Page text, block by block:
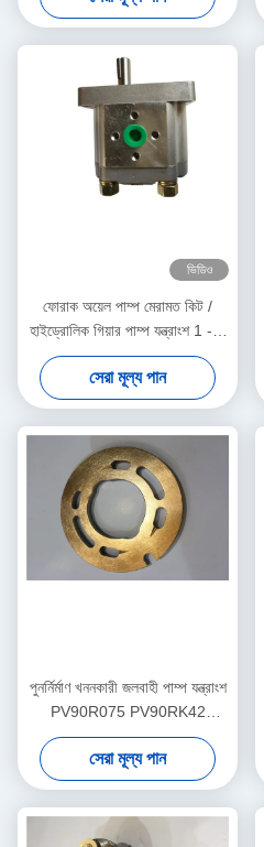
ভিডিও
ফোরাক অয়েল পাম্প মেরামত কিট /
হাইড্রোলিক গিয়ার পাম্প যন্ত্রাংশ 1 - 3
কার্যদিবসের শিপিং
সেরা মূল্য পান
পুনর্নির্মাণ খননকারী জলবাহী পাম্প যন্ত্রাংশ
PV90R075 PV90RK42
PV90L42 মাল্টি মডেল
সেরা মূল্য পান